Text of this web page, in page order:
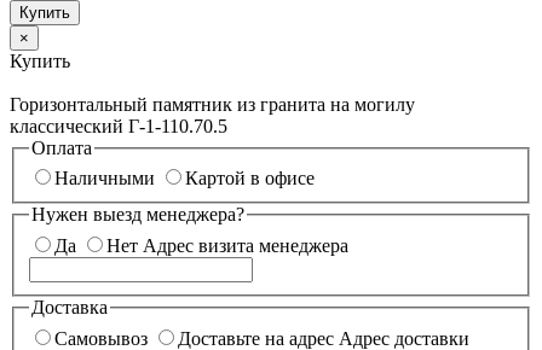
×
Купить
Горизонтальный памятник из гранита на могилу
классический Г-1-110.70.5
Оплата
Наличными
Картой в офисе
Нужен выезд менеджера?
Да
Нет Адрес визита менеджера
Доставка
Самовывоз
Доставьте на адрес Адрес доставки